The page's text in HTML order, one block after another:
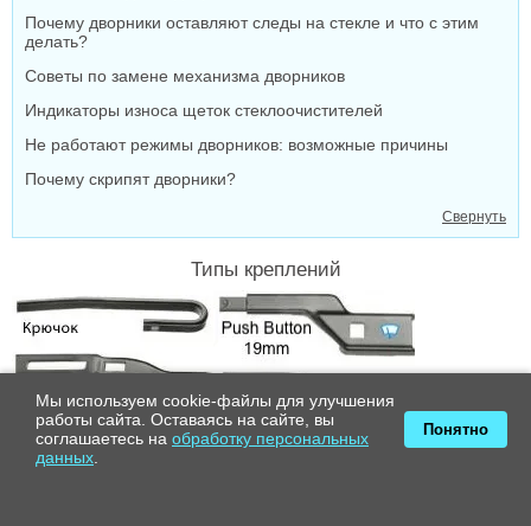
Почему дворники оставляют следы на стекле и что с этим
делать?
Советы по замене механизма дворников
Индикаторы износа щеток стеклоочистителей
Не работают режимы дворников: возможные причины
Почему скрипят дворники?
Свернуть
Типы креплений
Мы используем cookie-файлы для улучшения
работы сайта. Оставаясь на сайте, вы
соглашаетесь на обработку персональных
данных
Понятно